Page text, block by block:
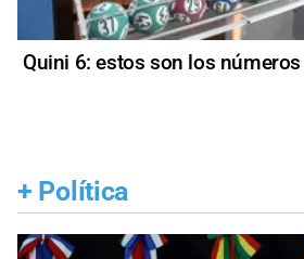
Quini 6: estos son los
+ Política